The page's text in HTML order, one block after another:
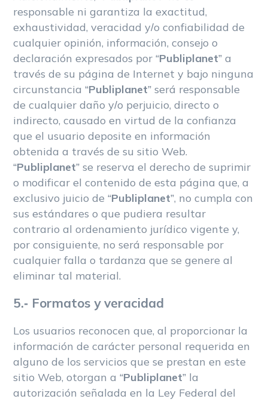
responsable ni garantiza la exactitud,
exhaustividad, veracidad y/o confiabilidad de
cualquier opinión, información, consejo o
declaración expresados por “Publiplanet” a
través de su página de Internet y bajo ninguna
circunstancia “Publiplanet” será responsable
de cualquier daño y/o perjuicio, directo o
indirecto, causado en virtud de la confianza
que el usuario deposite en información
obtenida a través de su sitio Web.
“Publiplanet” se reserva el derecho de suprimir
o modificar el contenido de esta página que, a
exclusivo juicio de “Publiplanet”, no cumpla con
sus estándares o que pudiera resultar
contrario al ordenamiento jurídico vigente y,
por consiguiente, no será responsable por
cualquier falla o tardanza que se genere al
eliminar tal material.
5.- Formatos y veracidad
Los usuarios reconocen que, al proporcionar la
información de carácter personal requerida en
alguno de los servicios que se prestan en este
sitio Web, otorgan a “Publiplanet” la
autorización señalada en la Ley Federal del